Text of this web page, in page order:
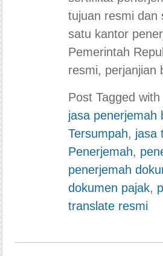
tujuan resmi dan
satu kantor
Pemerintah
resmi,
Post Tagged with
jasa penerjemah
Tersumpah, jasa
Penerjemah,
penerjemah
dokumen pajak,
translate resmi